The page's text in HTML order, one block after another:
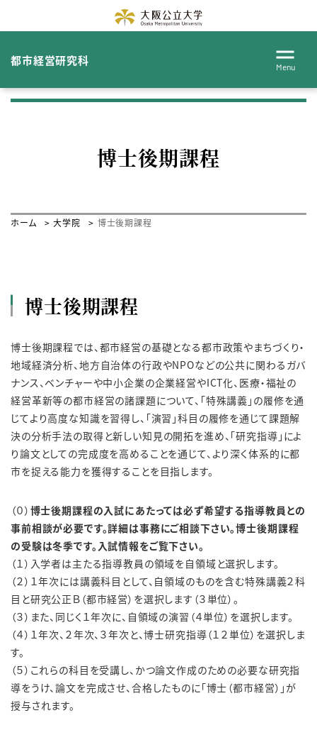
都市経営研究科 Menu
博士後期課程
ホーム 大学院 博士後期課程
博士後期課程
博士後期課程では、都市経営の基礎となる都市政策やまちづくり・
地域経済分析、地方自治体の行政やNPOなどの公共に関わるガバ
ナンス、ベンチャーや中小企業の企業経営やICT化、医療・福祉の
経営革新等の都市経営の諸課題について、「特殊講義」の履修を通
じてより高度な知識を習得し、「演習」科目の履修を通じて課題解
決の分析手法の取得と新しい知見の開拓を進め、「研究指導」によ
り論文としての完成度を高めることを通じて、より深く体系的に都
市を捉える能力を獲得することを目指します。
（０） 博士後期課程の入試にあたっては必ず希望する指導教員との
事前相談が必要です。詳細は事務にご相談下さい。博士後期課程
の受験は冬季です。入試情報をご覧下さい。
（１）入学者は主たる指導教員の領域を自領域と選択します。
（２）１年次には講義科目として、自領域のものを含む特殊講義２科
目と研究公正Ｂ（都市経営）を選択します（３単位）。
（３）また、同じく１年次に、自領域の演習（４単位）を選択します。
（４）１年次、２年次、３年次と、博士研究指導（１２単位）を選択しま
す。
（５）これらの科目を受講し、かつ論文作成のための必要な研究指
導をうけ、論文を完成させ、合格したものに「博士（都市経営）」が
授与されます。